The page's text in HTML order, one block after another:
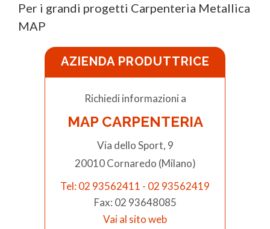
Per i grandi progetti Carpenteria Metallica
MAP
AZIENDA PRODUTTRICE
Richiedi informazioni a
MAP CARPENTERIA
Via dello Sport, 9
20010 Cornaredo (Milano)
Tel: 02 93562411 - 02 93562419
Fax: 02 93648085
Vai al sito web